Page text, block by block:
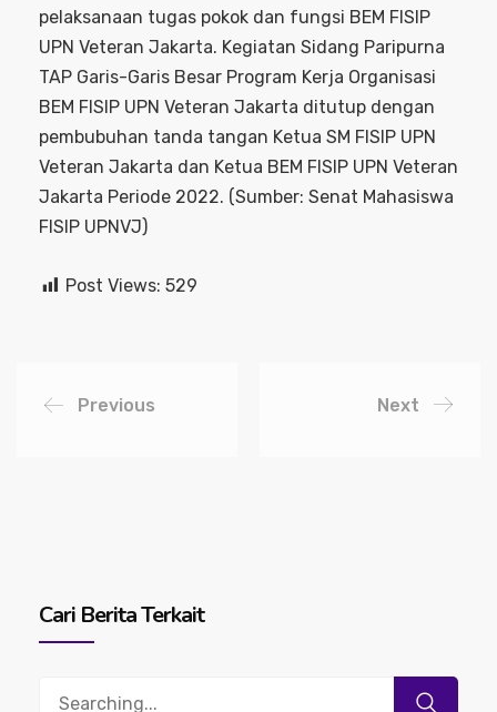
pelaksanaan tugas pokok dan fungsi BEM FISIP
UPN Veteran Jakarta. Kegiatan Sidang Paripurna
TAP Garis-Garis Besar Program Kerja Organisasi
BEM FISIP UPN Veteran Jakarta ditutup dengan
pembubuhan tanda tangan Ketua SM FISIP UPN
Veteran Jakarta dan Ketua BEM FISIP UPN Veteran
Jakarta Periode 2022. (Sumber: Senat Mahasiswa
FISIP UPNVJ)
Post Views: 529
Previous Next
Cari Berita Terkait
Search